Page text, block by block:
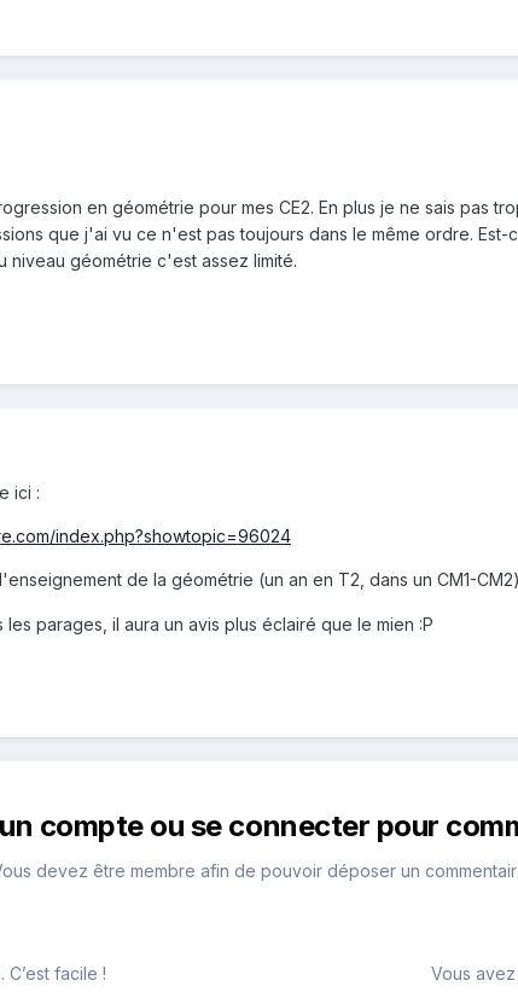
en géométrie pour mes CE2. En plus je ne sais pas
que j'ai vu ce n'est pas toujours dans le même ordre.
géométrie c'est assez limité.
ici :
index.php?showtopic=96024
de la géométrie (un an en T2, dans un CM1-
parages, il aura un avis plus éclairé que le mien :P
compte ou se connecter pour
devez être membre afin de pouvoir déposer un
facile ! Vous